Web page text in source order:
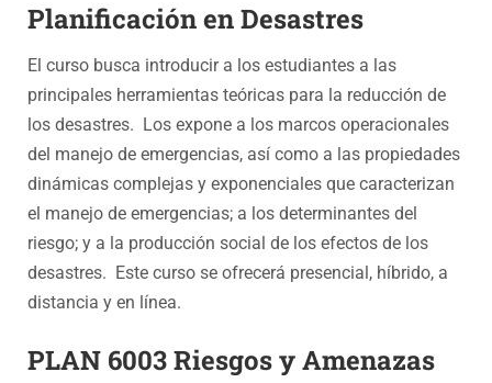
Planificación en Desastres
El curso busca introducir a los estudiantes a las
principales herramientas teóricas para la reducción de
los desastres. Los expone a los marcos operacionales
del manejo de emergencias, así como a las propiedades
dinámicas complejas y exponenciales que caracterizan
el manejo de emergencias; a los determinantes del
riesgo; y a la producción social de los efectos de los
desastres. Este curso se ofrecerá presencial, híbrido, a
distancia y en línea.
PLAN 6003 Riesgos y Amenazas